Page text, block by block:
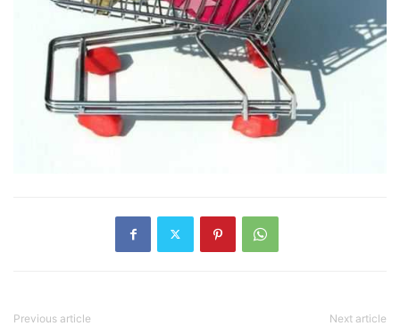
Previous article Next article